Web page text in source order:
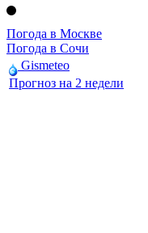
Погода в Москве
Погода в Сочи
Gismeteo
Прогноз на 2 недели